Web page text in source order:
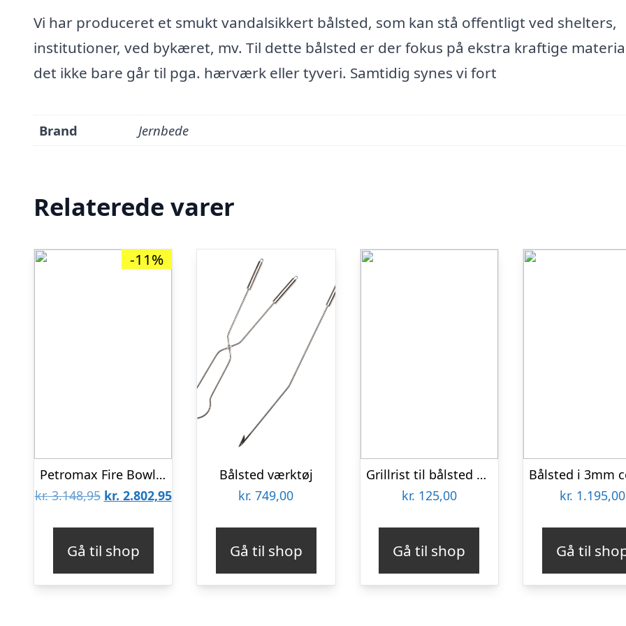
Vi har produceret et smukt vandalsikkert bålsted, som kan stå offentligt ved shelters,
institutioner, ved bykæret, mv. Til dette bålsted er der fokus på ekstra kraftige
det ikke bare går til pga. hærværk eller tyveri. Samtidig synes vi fort
Brand Jernbede
Relaterede varer
-11%
Petromax Fire Bowl Tyropit – Bålsted
kr.3.148,95 Den
var:
kr. 3.148,95.
kr. 2.802,95Den
kr. 2.802,95.
Gå til shop
Bålsted værktøj
kr. 749,00
Gå til shop
Grillrist til bålsted Ø60 cm.
kr. 125,00
Gå til shop
kr. 1.195,00
Gå til